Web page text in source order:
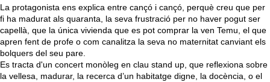
La protagonista ens explica entre cançó i cançó, perquè creu que per
fi ha madurat als quaranta, la seva frustració per no haver pogut ser
capellà, que la única vivienda que es pot comprar la ven Temu, el que
apren fent de profe o com canalitza la seva no maternitat canviant els
bolquers del seu pare.
Es tracta d'un concert monòleg en clau stand up, que reflexiona sobre
la vellesa, madurar, la recerca d’un habitatge digne, la docència, o el